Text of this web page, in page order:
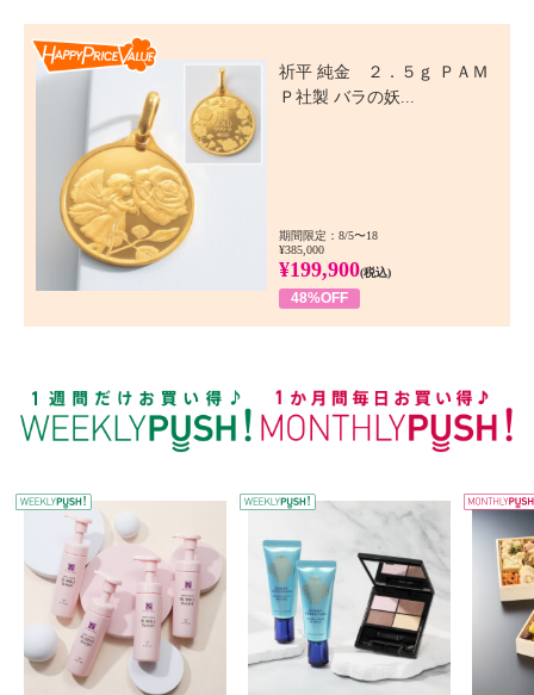
祈平 純金 ２．５ｇ ＰＡＭ
Ｐ社製 バラの妖...
期間限定：8/5〜18
¥385,000
¥199,900(税込)
48%OFF
WEEKLY PUSH